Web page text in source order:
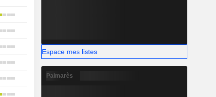
Espace mes listes
Palmarès